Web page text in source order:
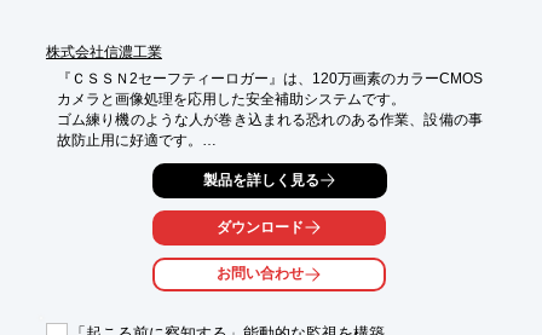
株式会社信濃工業
『ＣＳＳＮ2セーフティーロガー』は、120万画素のカラーCMOS
カメラと画像処理を応用した安全補助システムです。
ゴム練り機のような人が巻き込まれる恐れのある作業、設備の事
故防止用に好適です。
HALCON13を搭載することにより、今まで不可能だった人肌の
みの検知を可能としました。
画面上に危険領域／警報領域を設定し、事前に登録しておいた色
が領域内で検出されると ＮＧと判定します。
また、色の登録はモニタで確認しながら行ないますので専門知識
■人肌を感知可能
製品を詳しく見る
ダウンロード
お問い合わせ